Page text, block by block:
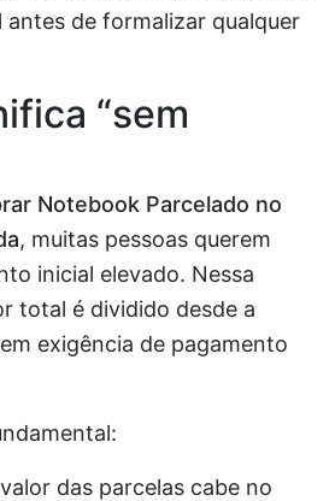
antes de formalizar qualquer
“sem
Notebook Parcelado no
, muitas pessoas querem
inicial elevado. Nessa
total é dividido desde a
exigência de pagamento
das parcelas cabe no